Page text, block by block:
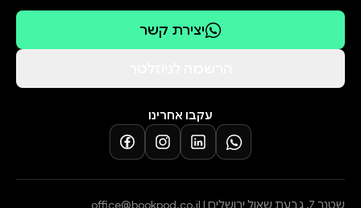
יצירת קשר
עקבו אחרינו
שטנר 7, גבעת שאול ירושלים | office@bookpod.co.il